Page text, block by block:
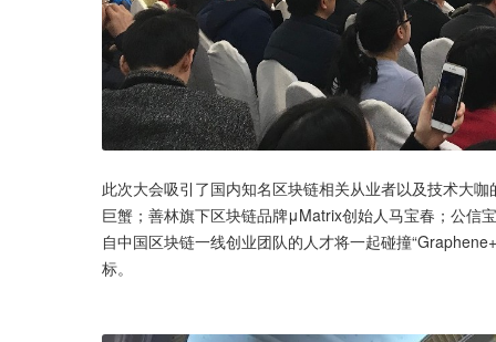
此次大会吸引了国内知名区块链相关从业者以及技术大
巨蟹；善林旗下区块链品牌μMatrix创始人马宝春；公信
自中国区块链一线创业团队的人才将一起碰撞
标。